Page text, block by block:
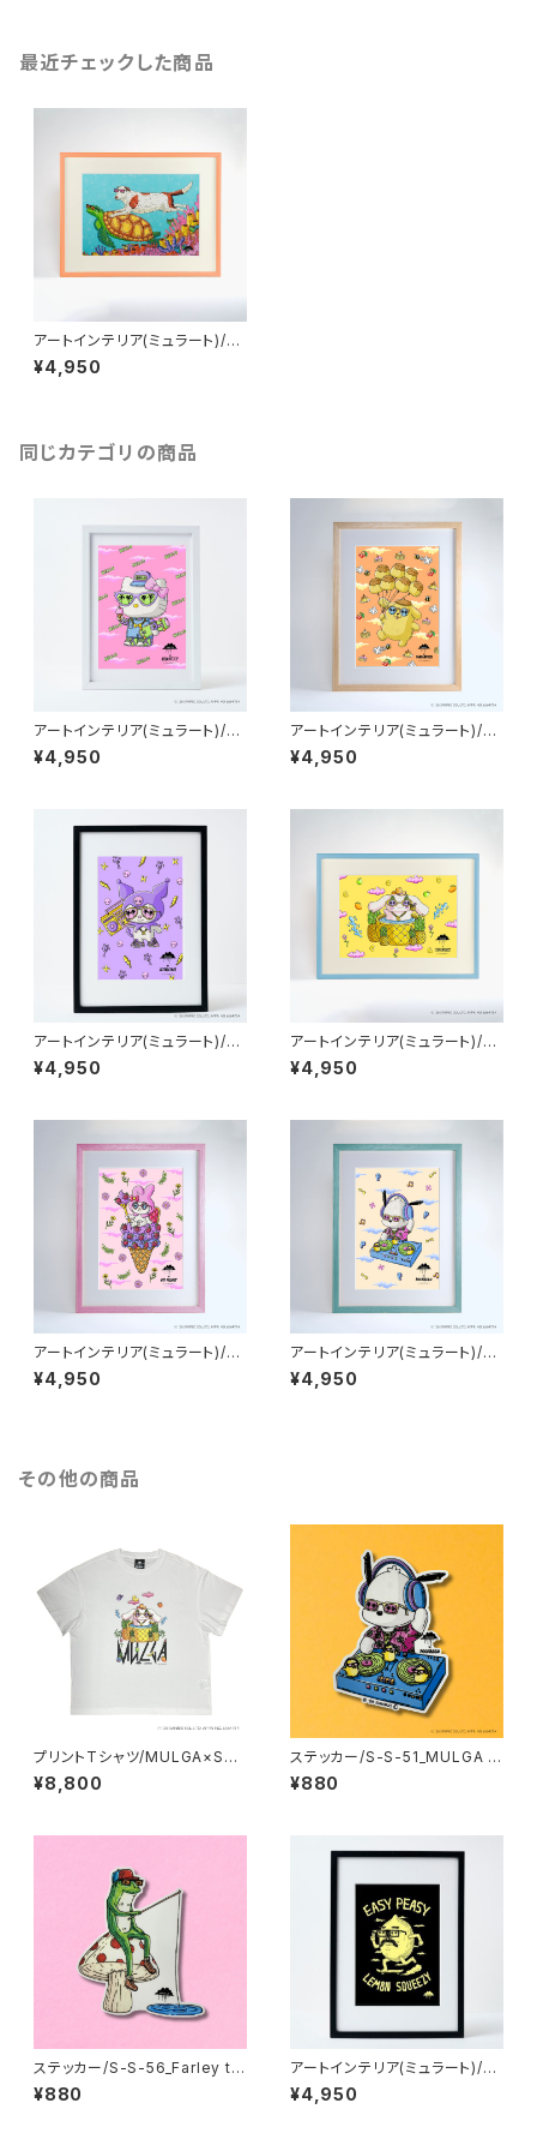
最近チェックした商品
アートインテリア(ミュラート)/A
4：紙_MU-A4-56 _Poochie t
he Maloo and Roger the T
¥4,950
同じカテゴリの商品
アートインテリア(ミュラート)/A
4：紙_MU-A4-97_MULGA x
SANRIO CHARACTERS_Hell
¥4,950
アートインテリア(ミュラート)/A
4：紙_MU-A4-99_MULGA x
SANRIO CHARACTERS_Po
¥4,950
アートインテリア(ミュラート)/A
4：紙_MU-A4-98_MULGA x
SANRIO CHARACTERS_Kur
¥4,950
アートインテリア(ミュラート)/A
4：紙_MU-A4-100_MULGA x
SANRIO CHARACTERS_Cin
¥4,950
アートインテリア(ミュラート)/A
4：紙_MU-A4-101_MULGA x
SANRIO CHARACTERS_My
¥4,950
アートインテリア(ミュラート)/A
4：紙_MU-A4-102_MULGA x
SANRIO CHARACTERS_Poc
¥4,950
その他の商品
プリントTシャツ/MULGA×SAN
RIOCHARACTERS_Cinnamo
roll
¥8,800
ステッカー/S-S-51_MULGA x
SANRIO CHARACTERS_Poc
hacco
¥880
ステッカー/S-S-56_Farley th
e Frog
¥880
アートインテリア(ミュラート)/A
4：紙_MU-A4-92_Lomax th
e Lemon
¥4,950